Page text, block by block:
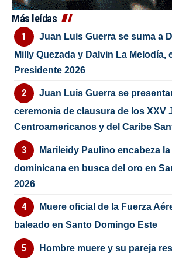
Más leídas
Juan Luis Guerra se suma a
Milly Quezada y Dalvin La Melodía,
Presidente 2026
Juan Luis Guerra se
ceremonia de clausura de los XXV
Centroamericanos y del Caribe
Marileidy Paulino encabeza
dominicana en busca del oro en
2026
Muere oficial de la Fuerza
baleado en Santo Domingo Este
Hombre muere y su pareja